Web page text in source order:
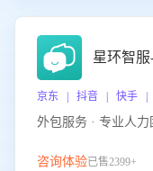
星环智
京东 | 抖音 | 快手 |
外包服务 · 专业人
咨询体验已售2399+